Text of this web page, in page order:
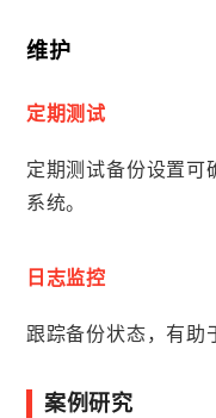
维护
定期测试
定期测试备份设置可
系统。
日志监控
跟踪备份状态，有助
案例研究